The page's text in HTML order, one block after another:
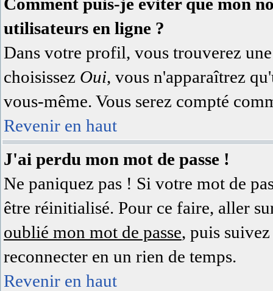
utilisateurs en ligne ?
Dans votre profil, vous trouverez
choisissez Oui, vous n'apparaîtrez
vous-même. Vous serez compté
Revenir en haut
J'ai perdu mon mot de passe !
Ne paniquez pas ! Si votre mot de
être réinitialisé. Pour ce faire, aller
oublié mon mot de passe, puis
reconnecter en un rien de temps.
Revenir en haut